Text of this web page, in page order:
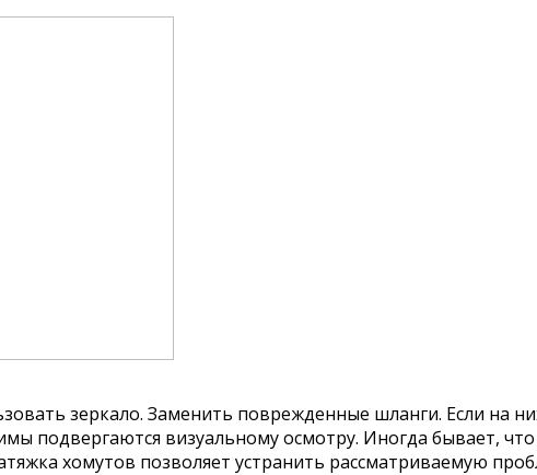
зеркало. Заменить поврежденные шланги. Если на
подвергаются визуальному осмотру. Иногда бывает,
хомутов позволяет устранить рассматриваемую